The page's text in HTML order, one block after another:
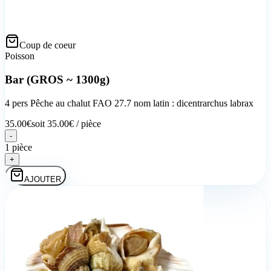
Coup de coeur
Poisson
Bar (GROS ~ 1300g)
4 pers Pêche au chalut FAO 27.7 nom latin : dicentrarchus labrax
35.00€soit 35.00€ /pièce
-
1 pièce
+
AJOUTER